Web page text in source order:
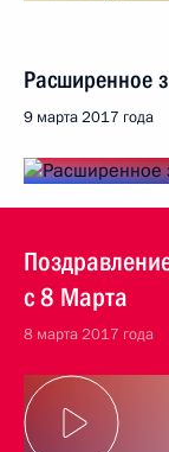
Расширенное
9 марта 2017 года
с 8 Марта
8 марта 2017 года